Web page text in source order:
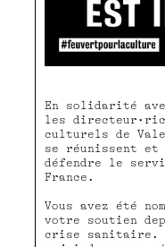
En solidarité
les
culturels de
se réunissent et
défendre le
France.
Vous avez été
votre soutien
crise sanitaire.